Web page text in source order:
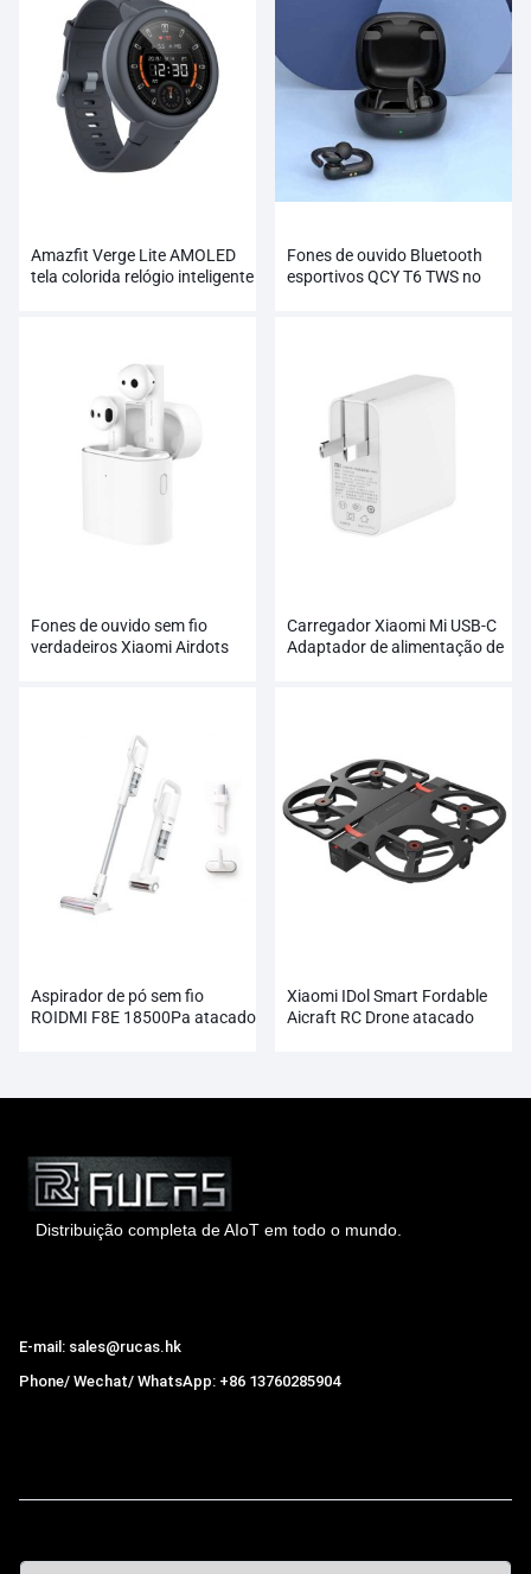
Amazfit Verge Lite AMOLED
tela colorida relógio inteligente
Fones de ouvido Bluetooth
esportivos QCY T6 TWS no
Fones de ouvido sem fio
verdadeiros Xiaomi Airdots
Carregador Xiaomi Mi USB-C
Adaptador de alimentação de
Aspirador de pó sem fio
ROIDMI F8E 18500Pa atacado
Xiaomi IDol Smart Fordable
Aicraft RC Drone atacado
Distribuição completa de AIoT em todo o mundo.
E-mail: sales@rucas.hk
Phone/ Wechat/ WhatsApp: +86 13760285904